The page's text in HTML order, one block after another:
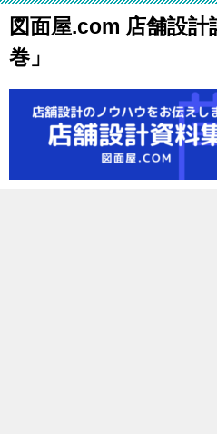
図面屋.com 店舗設計
巻」